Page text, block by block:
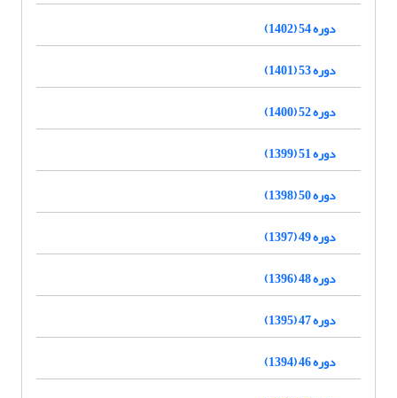
دوره 54 (1402)
دوره 53 (1401)
دوره 52 (1400)
دوره 51 (1399)
دوره 50 (1398)
دوره 49 (1397)
دوره 48 (1396)
دوره 47 (1395)
دوره 46 (1394)